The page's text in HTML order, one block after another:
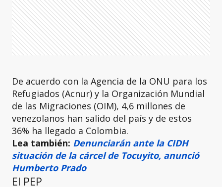
De acuerdo con la Agencia de la ONU para los
Refugiados (Acnur) y la Organización Mundial
de las Migraciones (OIM), 4,6 millones de
venezolanos han salido del país y de estos
36% ha llegado a Colombia.
Lea también: Denunciarán ante la CIDH
situación de la cárcel de Tocuyito, anunció
Humberto Prado
El PEP